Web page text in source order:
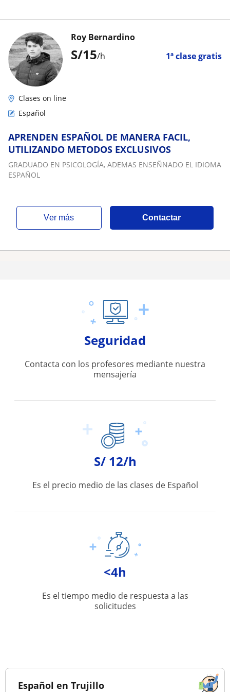
S/15/h 1ª clase gratis
Roy Bernardino
Clases on line
Español
APRENDEN ESPAÑOL DE MANERA FACIL,
UTILIZANDO METODOS EXCLUSIVOS
GRADUADO EN PSICOLOGÍA, ADEMAS ENSEÑNADO EL IDIOMA
ESPAÑOL
ver más Contactar
Seguridad
Contacta con los profesores mediante nuestra
mensajería
S/ 12/h
Es el precio medio de las clases de Español
<4h
Es el tiempo medio de respuesta a las
solicitudes
Español en Trujillo